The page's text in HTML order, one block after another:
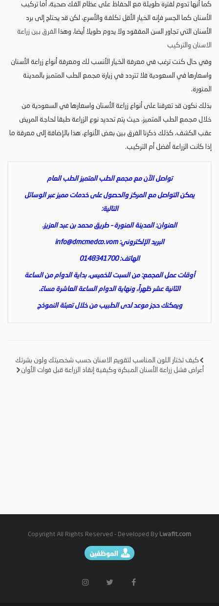
كما أنها تدوم لفترة طويلة مع الحفاظ على عظام الفك صحية، أما تركيب
الأسنان كما الجسر فإنه الخيار الأقل تكلفة والأسرع، لكن قد يحتاج إلى برد
الأسنان التي تجاور السن المفقود ولا يدوم طويلا أيضا، وهذا
الفرق بين زراعة
الاسنان والتركيب
وفي حال كنت ترغب في معرفة الخيار الأنسب لك ومعرفة أنواع زراعة الأسنان
واسعارها في السعودية فلا تتردد في زيارة مجمع الطب المتميز بالمدينة
المنورة.
بذلك نكون قد تعرفنا على أنواع زراعة الأسنان واسعارها في السعودية من
خلال مجمع الطب المتميز، حيث يتم تحديد نوع الزراعة طبقا لحاجة المريض
عقب الكشف، كذلك ذكرنا الفرق بين بعض الأنواع، هذا بالإضافة إلى معرفة ما
إذا كانت الزراعة أفضل أم التركيب.
تواصل الآن مع مجمع الطب المتميز الطب العام
يمكن التواصل مع المركز والحصول على خدمات مميز عبر الوسائل
التالية:
العنوان: المدينة المنورة – طريق محمد بن عبد العزيز.
البريد الإلكتروني:info@dmcmedco.vom
الهاتف: 0148341700
أوقات عمل المجمع: من السبت للخميس، بداية الدوام من الساعة
الثانية عشر ظهراً، ونهاية الدوام الساعة العاشرة مساءً.
ويمكنك حجز موعد لدى الطبيب من خلال تعبئة النموذج
تصفّح
كيف تختار اللون المناسب لتقويم الاسنان حسب شخصيتك ولون بشرتك
أعراض فشل زراعة الأسنان المبكرة وكيفية إنقاذ الزراعة قبل فوات الأوان
Copyright All Rights Reserved - Developed By Lwafit.com